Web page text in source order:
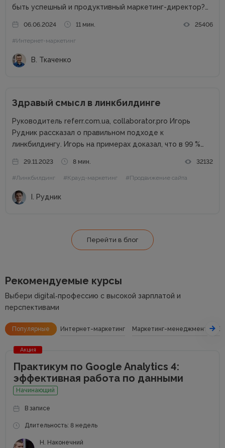
быть успешный и продуктивный маркетинг-директор?
Directors Day рассказал Виталий Ткаченко. Виталий –
соучредитель Tkachenko & Myroniuk Marketing Agency,
имеет огромный опыт...
06.06.2024 11 мин. 25406
#Интернет-маркетинг
В. Ткаченко
Здравый смысл в линкбилдинге
Руководитель referr.com.ua, collaborator.pro Игорь
Рудник рассказал о правильном подходе к
линкбилдингу. Игорь на примерах доказал, что в 99 %
Сайты можно продвигать множеством способов, среди
которых есть и PBN. При этом PBN разделяются...
29.11.2023 8 мин. 32132
#Линкбилдинг #Крауд-маркетинг #Продвижение сайта
І. Рудник
Перейти в блог
Рекомендуемые курсы
Выбери digital‑профессию с высокой зарплатой и
перспективами
Популярные Интернет-маркетинг Маркетинг-менеджмент
Акция
Практикум по Google Analytics 4:
эффективная работа по данными
Начинающий
В записе
Длительность: 8 недель
Н. Наконечний